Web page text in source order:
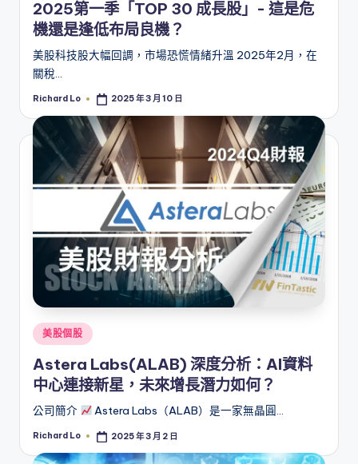
2025第一季「TOP 30 成長股」- 這是危
機還是逢低布局良機？
美股科技股大幅回調，市場恐慌情緒升溫 2025年2月，在
關稅…
Posted
Richard Lo 2025 年 3 月 10 日
Posted
美股個股
Astera Labs(ALAB) 深度分析：AI資料
中心連接新星，未來增長潛力如何？
公司簡介 Astera Labs（ALAB）是一家無晶圓…
Posted
Richard Lo 2025 年 3 月 2 日